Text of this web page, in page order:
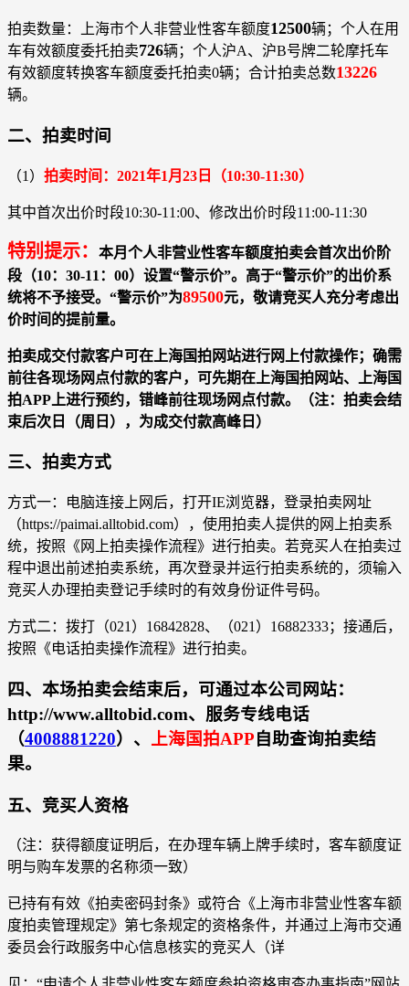
拍卖数量：上海市个人非营业性客车额度12500辆；个人在用
车有效额度委托拍卖726辆；个人沪A、沪B号牌二轮摩托车
有效额度转换客车额度委托拍卖0辆；合计拍卖总数13226
辆。
二、拍卖时间
（1） 拍卖时间：2021年1月23日（10:30-11:30）
其中首次出价时段10:30-11:00、修改出价时段11:00-11:30
特别提示：
本月个人非营业性客车额度拍卖会首次出价阶
段（10：30-11：00）设置“警示价”。高于“警示价”的出价系
统将不予接受。“警示价”为89500元，敬请竞买人充分考虑出
价时间的提前量。
拍卖成交付款客户可在上海国拍网站进行网上付款操作；确需
前往各现场网点付款的客户，可先期在上海国拍网站、上海国
拍APP上进行预约，错峰前往现场网点付款。（注：拍卖会结
束后次日（周日），为成交付款高峰日）
三、拍卖方式
方式一：电脑连接上网后，打开IE浏览器，登录拍卖网址
（https://paimai.alltobid.com），使用拍卖人提供的网上拍卖系
统，按照《网上拍卖操作流程》进行拍卖。若竞买人在拍卖过
程中退出前述拍卖系统，再次登录并运行拍卖系统的，须输入
竞买人办理拍卖登记手续时的有效身份证件号码。
方式二：拨打（021）16842828、（021）16882333；接通后，
按照《电话拍卖操作流程》进行拍卖。
四、本场拍卖会结束后，可通过本公司网站：
http://www.alltobid.com、服务专线电话
（4008881220）、 上海国拍APP自助查询拍卖结
果。
五、竞买人资格
（注：获得额度证明后，在办理车辆上牌手续时，客车额度证
明与购车发票的名称须一致）
已持有有效《拍卖密码封条》或符合《上海市非营业性客车额
度拍卖管理规定》第七条规定的资格条件，并通过上海市交通
委员会行政服务中心信息核实的竞买人（详